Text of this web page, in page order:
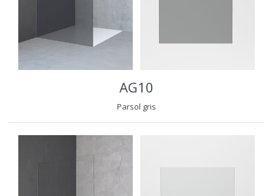
AG10
Parsol gris